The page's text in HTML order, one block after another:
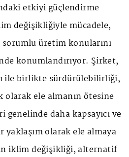
etkiyi güçlendirme
değişikliğiyle mücadele,
üretim konularını
konumlandırıyor. Şirket,
ile birlikte sürdürülebilirliği,
olarak ele almanın ötesine
genelinde daha kapsayıcı ve
yaklaşım olarak ele almaya
iklim değişikliği, alternatif